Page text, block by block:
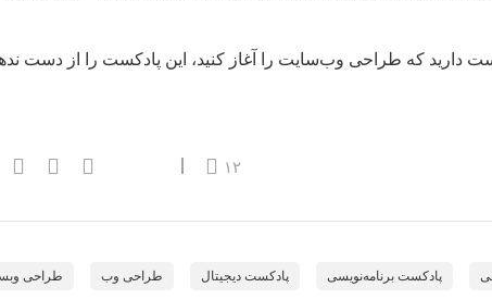
دارید که طراحی وب‌سایت را آغاز کنید، این پادکست را از دست
۱۲
پادکست برنامه‌نویسی پادکست دیجیتال طراحی وب طراحی